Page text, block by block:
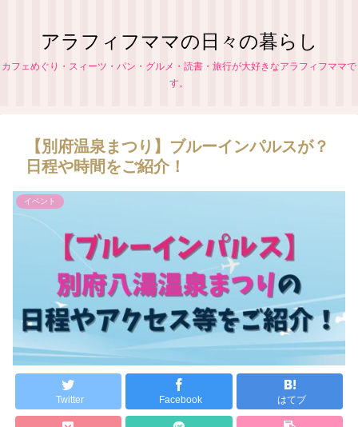
アラフィフママの日々の暮らし
カフェめぐり・スィーツ・パン・グルメ・読書・旅行が大好きなアラフィフママで
す。
【別府温泉まつり】ブルーインパルスが？
日程や時間をご紹介！
イベント
Twitter Facebook はてブ